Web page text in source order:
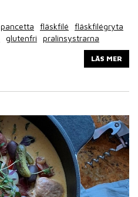
pancetta fläskfilé
fläskfilégryta
glutenfri pralinsystrarna
LÄS MER